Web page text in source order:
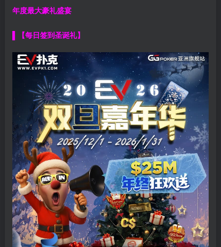
年度最大豪礼盛宴
▌【每日签到圣诞礼】